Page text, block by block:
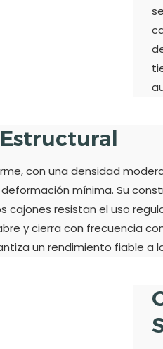
con una densidad
mínima. Su
resistan el uso
y cierra con frecuencia
un rendimiento fiable a